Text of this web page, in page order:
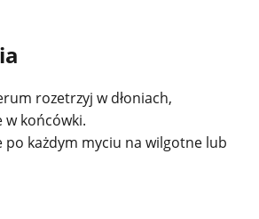
rozetrzyj w dłoniach,
w końcówki.
każdym myciu na wilgotne lub